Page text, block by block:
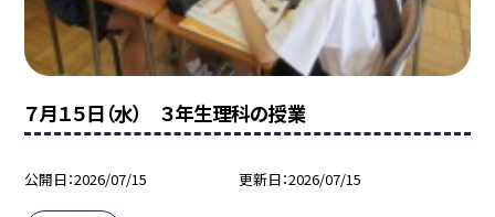
７月１５日（水） ３年生理科の授業
公開日 2026/07/15 更新日 2026/07/15